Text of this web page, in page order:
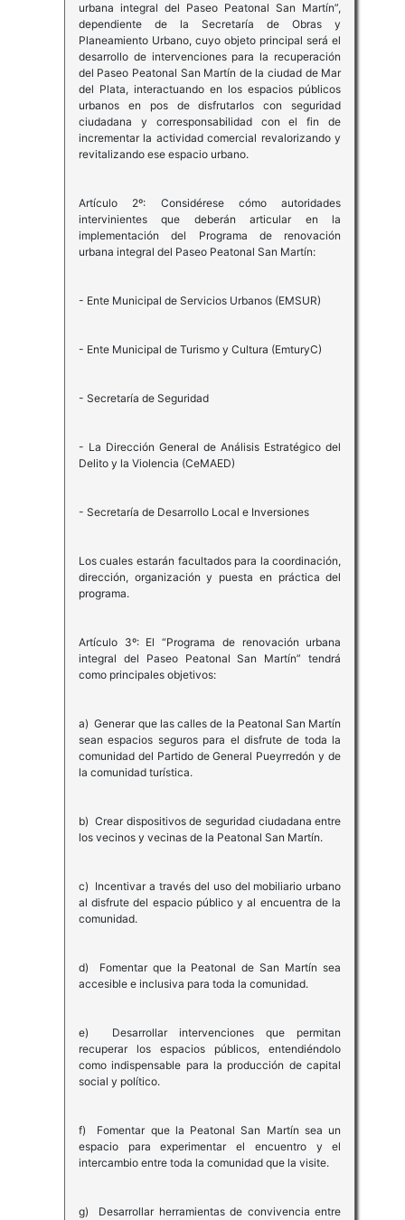
urbana integral del Paseo Peatonal San Martín”,
dependiente de la Secretaría de Obras y
Planeamiento Urbano, cuyo objeto principal será el
desarrollo de intervenciones para la recuperación
del Paseo Peatonal San Martín de la ciudad de Mar
del Plata, interactuando en los espacios públicos
urbanos en pos de disfrutarlos con seguridad
ciudadana y corresponsabilidad con el fin de
incrementar la actividad comercial revalorizando y
revitalizando ese espacio urbano.
Artículo 2º: Considérese cómo autoridades
intervinientes que deberán articular en la
implementación del Programa de renovación
urbana integral del Paseo Peatonal San Martín:
- Ente Municipal de Servicios Urbanos (EMSUR)
- Ente Municipal de Turismo y Cultura (EmturyC)
- Secretaría de Seguridad
- La Dirección General de Análisis Estratégico del
Delito y la Violencia (CeMAED)
- Secretaría de Desarrollo Local e Inversiones
Los cuales estarán facultados para la coordinación,
dirección, organización y puesta en práctica del
programa.
Artículo 3º: El “Programa de renovación urbana
integral del Paseo Peatonal San Martín” tendrá
como principales objetivos:
a) Generar que las calles de la Peatonal San Martín
sean espacios seguros para el disfrute de toda la
comunidad del Partido de General Pueyrredón y de
la comunidad turística.
b) Crear dispositivos de seguridad ciudadana entre
los vecinos y vecinas de la Peatonal San Martín.
c) Incentivar a través del uso del mobiliario urbano
al disfrute del espacio público y al encuentra de la
comunidad.
d) Fomentar que la Peatonal de San Martín sea
accesible e inclusiva para toda la comunidad.
e) Desarrollar intervenciones que permitan
recuperar los espacios públicos, entendiéndolo
como indispensable para la producción de capital
social y político.
f) Fomentar que la Peatonal San Martín sea un
espacio para experimentar el encuentro y el
intercambio entre toda la comunidad que la visite.
g) Desarrollar herramientas de convivencia entre